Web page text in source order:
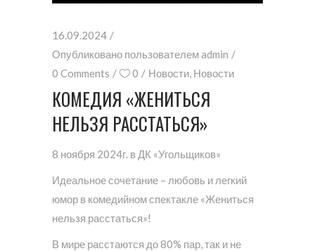
16.09.2024
Опубликовано пользователемadmin
0 Comments
0 Новости, Новости
КОМЕДИЯ «ЖЕНИТЬСЯ
НЕЛЬЗЯ РАССТАТЬСЯ»
8 ноября 2024г. в ДК «Угольщиков»
Идеальное сочетание – любовь и легкий
юмор в комедийном спектакле «Жениться
нельзя расстаться»!
В мире расстаются до 80% пар, так и не